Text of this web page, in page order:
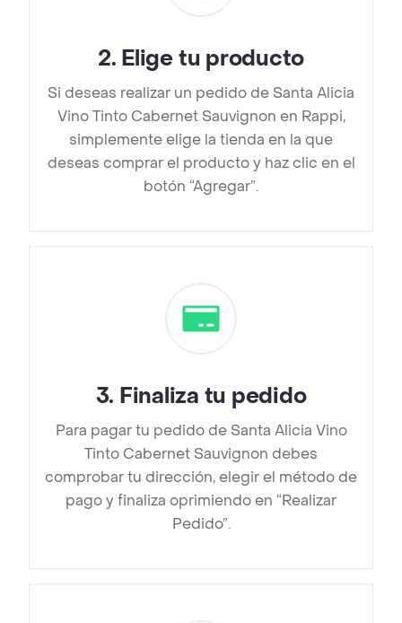
2. Elige tu producto
Si deseas realizar un pedido de Santa Alicia
Vino Tinto Cabernet Sauvignon en Rappi,
simplemente elige la tienda en la que
deseas comprar el producto y haz clic en el
botón “Agregar”.
3. Finaliza tu pedido
Para pagar tu pedido de Santa Alicia Vino
Tinto Cabernet Sauvignon debes
comprobar tu dirección, elegir el método de
pago y finaliza oprimiendo en “Realizar
Pedido”.